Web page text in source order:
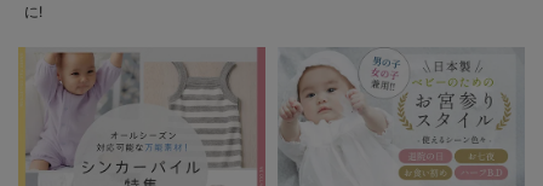
に!